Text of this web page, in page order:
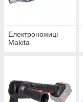
Електроножиці
Makita